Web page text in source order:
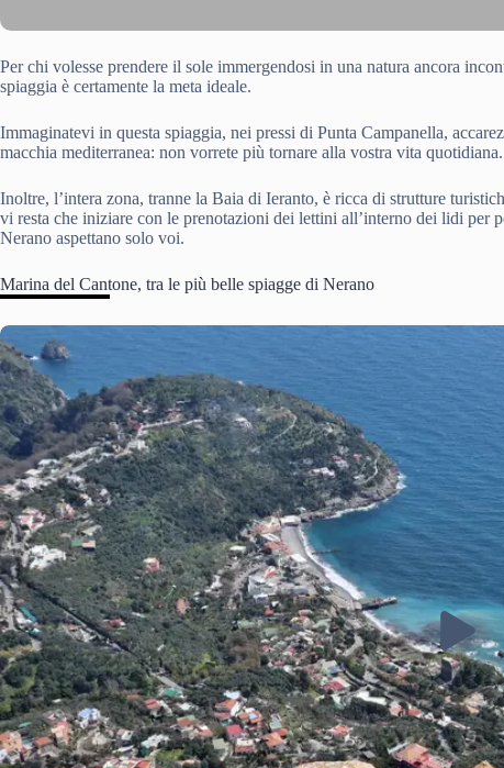
Per chi volesse prendere il sole immergendosi in una natura ancora
spiaggia è certamente la meta ideale.
Immaginatevi in questa spiaggia, nei pressi di Punta Campanella,
macchia mediterranea: non vorrete più tornare alla vostra vita quotidiana.
Inoltre, l’intera zona, tranne la Baia di Ieranto, è ricca di strutture
vi resta che iniziare con le prenotazioni dei lettini all’interno dei lidi per
Nerano aspettano solo voi.
Marina del Cantone, tra le più belle spiagge di Nerano